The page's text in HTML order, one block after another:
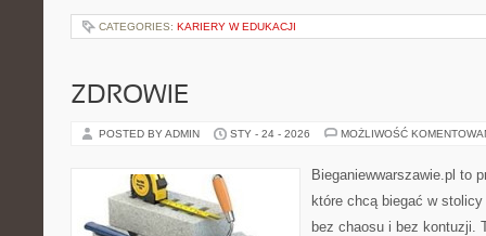
CATEGORIES: KARIERY W EDUKACJI
ZDROWIE
POSTED BY ADMIN STY - 24 - 2026 MOŻLIWOŚĆ
Bieganiewwarszawie.pl to
które chcą biegać w
bez chaosu i bez kontuzji.